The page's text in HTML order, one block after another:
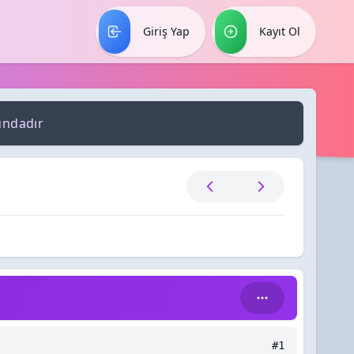
Giriş Yap Kayıt Ol
#1